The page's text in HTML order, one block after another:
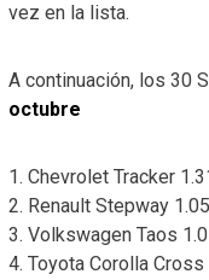
vez en la lista.
A continuación, los 30
octubre
1. Chevrolet Tracker
2. Renault Stepway
3. Volkswagen Taos
4. Toyota Corolla Cross